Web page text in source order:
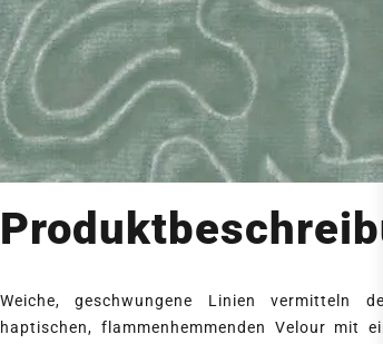
Weiche, geschwungene Linien vermitteln
haptischen, flammenhemmenden Velour mit